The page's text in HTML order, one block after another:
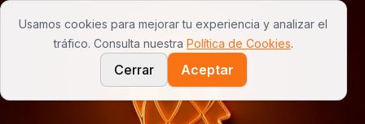
Tu Negocio en 1m² - Kioskos Autónomos
Usamos cookies para mejorar tu experiencia y analizar el
tráfico. Consulta nuestra Política de Cookies.
Cerrar Aceptar